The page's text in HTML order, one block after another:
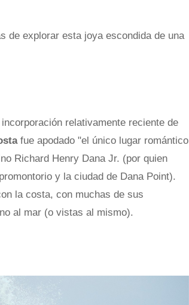
de explorar esta joya escondida de una
relativamente reciente de
fue apodado "el único lugar romántico
Richard Henry Dana Jr. (por quien
y la ciudad de Dana Point).
la costa, con muchas de sus
al mar (o vistas al mismo).